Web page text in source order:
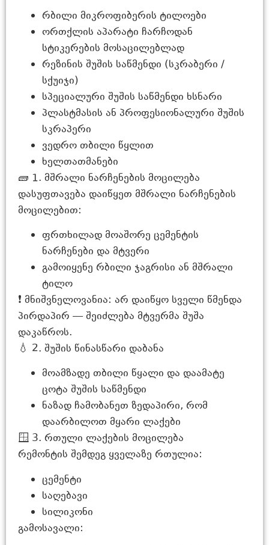
რბილი მიკროფიბერის ტილოები
ორთქლის აპარატი ჩარჩოდან
სტიკერების მოსაცილებლად
რეზინის შუშის საწმენდი (სკრაბერი /
სქუიჯი)
სპეციალური შუშის საწმენდი ხსნარი
პლასტმასის ან პროფესიონალური შუშის
სკრაპერი
ვედრო თბილი წყლით
ხელთათმანები
🧱 1. მშრალი ნარჩენების მოცილება
დასუფთავება დაიწყეთ მშრალი ნარჩენების
მოცილებით:
ფრთხილად მოაშორე ცემენტის
ნარჩენები და მტვერი
გამოიყენე რბილი ჯაგრისი ან მშრალი
ტილო
❗️ მნიშვნელოვანია: არ დაიწყო სველი წმენდა
პირდაპირ — შეიძლება მტვერმა შუშა
დაკაწროს.
💧 2. შუშის წინასწარი დაბანა
მოამზადე თბილი წყალი და დაამატე
ცოტა შუშის საწმენდი
ნაზად ჩამობანეთ ზედაპირი, რომ
დაარბილოთ მყარი ლაქები
🪟 3. რთული ლაქების მოცილება
რემონტის შემდეგ ყველაზე რთულია:
ცემენტი
საღებავი
სილიკონი
გამოსავალი: